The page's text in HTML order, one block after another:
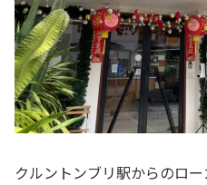
クルントンブリ駅からのロ